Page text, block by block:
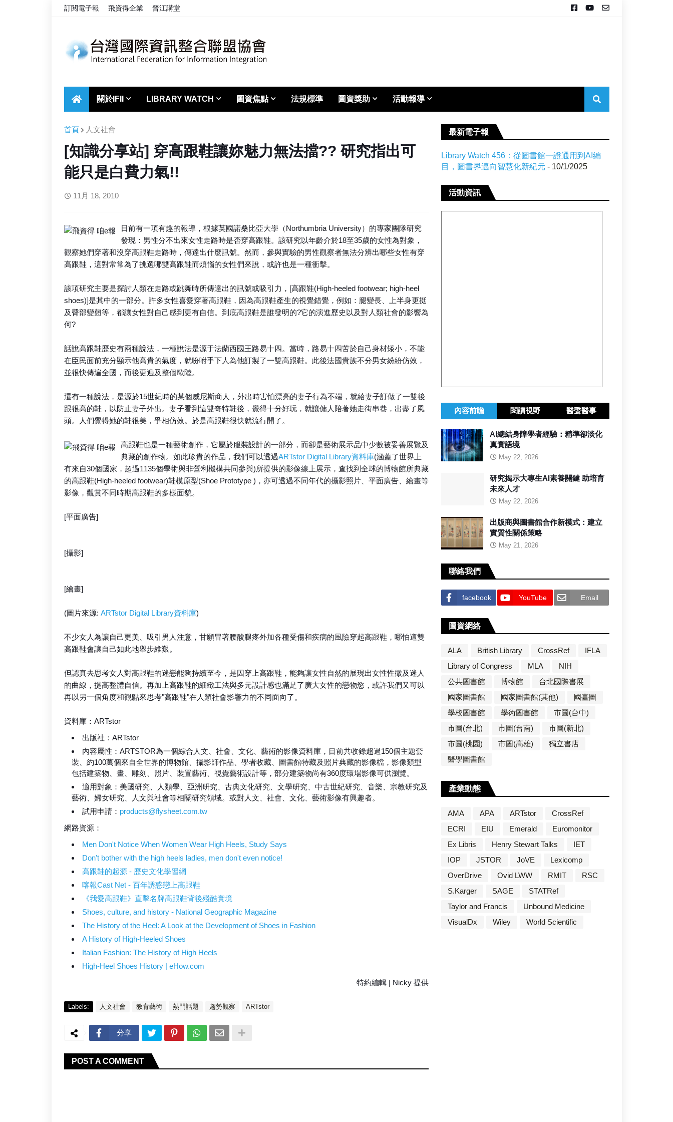
訂閱電子報 飛資得企業 晉江講堂
關於IFII LIBRARY WATCH 圖資焦點 法規標準 圖資獎助 活動報導
首頁 人文社會
[知識分享站] 穿高跟鞋讓妳魅力無法擋?? 研究指出可
能只是白費力氣!!
11月 18, 2010
日前有一項有趣的報導，根據英國諾桑比亞大學（Northumbria University）的專家團隊研究
發現：男性分不出來女性走路時是否穿高跟鞋。該研究以年齡介於18至35歲的女性為對象，
觀察她們穿著和沒穿高跟鞋走路時，傳達出什麼訊號。然而，參與實驗的男性觀察者無法分辨出哪些女性有穿
高跟鞋，這對常常為了挑選哪雙高跟鞋而煩惱的女性們來說，或許也是一種衝擊。
該項研究主要是探討人類在走路或跳舞時所傳達出的訊號或吸引力，[高跟鞋(High-heeled footwear; high-heel
shoes)]是其中的一部分。許多女性喜愛穿著高跟鞋，因為高跟鞋產生的視覺錯覺，例如：腿變長、上半身更挺
及臀部變翹等，都讓女性對自己感到更有自信。到底高跟鞋是誰發明的?它的演進歷史以及對人類社會的影響為
何?
話說高跟鞋歷史有兩種說法，一種說法是源于法蘭西國王路易十四。當時，路易十四苦於自己身材矮小，不能
在臣民面前充分顯示他高貴的氣度，就吩咐手下人為他訂製了一雙高跟鞋。此後法國貴族不分男女紛紛仿效，
並很快傳遍全國，而後更遍及整個歐陸。
還有一種說法，是源於15世紀時的某個威尼斯商人，外出時害怕漂亮的妻子行為不端，就給妻子訂做了一雙後
跟很高的鞋，以防止妻子外出。妻子看到這雙奇特鞋後，覺得十分好玩，就讓傭人陪著她走街串巷，出盡了風
頭。人們覺得她的鞋很美，爭相仿效。於是高跟鞋很快就流行開了。
高跟鞋也是一種藝術創作，它屬於服裝設計的一部分，而卻是藝術展示品中少數被妥善展覽及
典藏的創作物。如此珍貴的作品，我們可以透過ARTstor Digital Library資料庫(涵蓋了世界上
有來自30個國家，超過1135個學術與非營利機構共同參與)所提供的影像線上展示，查找到全球的博物館所典藏
的高跟鞋(High-heeled footwear)鞋模原型(Shoe Prototype )，亦可透過不同年代的攝影照片、平面廣告、繪畫等
影像，觀賞不同時期高跟鞋的多樣面貌。
[平面廣告]
[攝影]
[繪畫]
(圖片來源: ARTstor Digital Library資料庫)
不少女人為讓自己更美、吸引男人注意，甘願冒著腰酸腿疼外加各種受傷和疾病的風險穿起高跟鞋，哪怕這雙
高跟鞋會讓自己如此地舉步維艱。
但認真去思考女人對高跟鞋的迷戀能夠持續至今，是因穿上高跟鞋，能夠讓女性自然的展現出女性性徵及迷人
的曲線，提高整體自信。再加上高跟鞋的細緻工法與多元設計感也滿足了廣大女性的戀物慾，或許我們又可以
再以另一個角度和觀點來思考"高跟鞋"在人類社會影響力的不同面向了。
資料庫：ARTstor
出版社：ARTstor
內容屬性：ARTSTOR為一個綜合人文、社會、文化、藝術的影像資料庫，目前共收錄超過150個主題套
裝、約100萬個來自全世界的博物館、攝影師作品、學者收藏、圖書館特藏及照片典藏的影像檔，影像類型
包括建築物、畫、雕刻、照片、裝置藝術、視覺藝術設計等，部分建築物尚有360度環場影像可供瀏覽。
適用對象：美國研究、人類學、亞洲研究、古典文化研究、文學研究、中古世紀研究、音樂、宗教研究及
藝術、婦女研究、人文與社會等相關研究領域。或對人文、社會、文化、藝術影像有興趣者。
試用申請： products@flysheet.com.tw
網路資源：
Men Don't Notice When Women Wear High Heels, Study Says
Don't bother with the high heels ladies, men don't even notice!
高跟鞋的起源 - 歷史文化學習網
喀報Cast Net - 百年誘惑戀上高跟鞋
《我愛高跟鞋》直擊名牌高跟鞋背後殘酷實境
Shoes, culture, and history - National Geographic Magazine
The History of the Heel: A Look at the Development of Shoes in Fashion
A History of High-Heeled Shoes
Italian Fashion: The History of High Heels
High-Heel Shoes History | eHow.com
特約編輯 | Nicky 提供
Labels: 人文社會 教育藝術 熱門話題 趨勢觀察 ARTstor
分享
POST A COMMENT
最新電子報
Library Watch 456：從圖書館一證通用到AI編
目，圖書界邁向智慧化新紀元 - 10/1/2025
活動資訊
內容前瞻 閱讀視野 醫聲醫事
AI總結身障學者經驗：精準卻淡化
真實語境
May 22, 2026
研究揭示大專生AI素養關鍵 助培育
未來人才
May 22, 2026
出版商與圖書館合作新模式：建立
實質性關係策略
May 21, 2026
聯絡我們
facebook YouTube Email
圖資網絡
ALA British Library CrossRef
IFLA
Library of Congress
MLA
NIH
公共圖書館
博物館
台北國際書展
國家圖書館
國家圖書館(其他)
國臺圖
學校圖書館
學術圖書館
市圖(台中)
市圖(台北)
市圖(台南)
市圖(新北)
市圖(桃園)
市圖(高雄)
獨立書店
醫學圖書館
產業動態
AMA APA ARTstor
CrossRef
ECRI
EIU Emerald
Euromonitor
Ex Libris
Henry Stewart Talks
IET
IOP
JSTOR JoVE
Lexicomp
OverDrive
Ovid LWW RMIT
RSC
S.Karger
SAGE
STATRef
Taylor and Francis
Unbound Medicine
VisualDx
Wiley World Scientific